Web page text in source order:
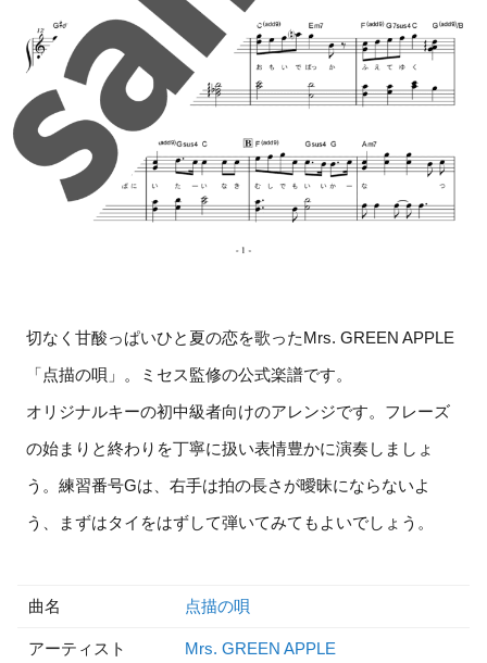
切なく甘酸っぱいひと夏の恋を歌ったMrs. GREEN APPLE
「点描の唄」。ミセス監修の公式楽譜です。
オリジナルキーの初中級者向けのアレンジです。フレーズ
の始まりと終わりを丁寧に扱い表情豊かに演奏しましょ
う。練習番号Gは、右手は拍の長さが曖昧にならないよ
う、まずはタイをはずして弾いてみてもよいでしょう。
曲名 点描の唄
アーティスト Mrs. GREEN APPLE